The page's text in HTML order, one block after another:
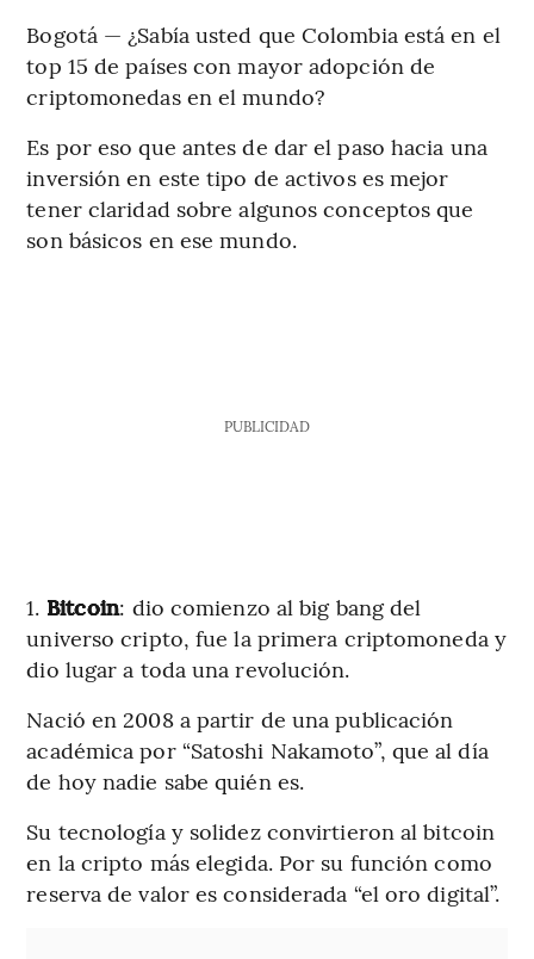
Bogotá — ¿Sabía usted que Colombia está en el
top 15 de países con mayor adopción de
criptomonedas en el mundo?
Es por eso que antes de dar el paso hacia una
inversión en este tipo de activos es mejor
tener claridad sobre algunos conceptos que
son básicos en ese mundo.
PUBLICIDAD
1. Bitcoin: dio comienzo al big bang del
universo cripto, fue la primera criptomoneda y
dio lugar a toda una revolución.
Nació en 2008 a partir de una publicación
académica por “Satoshi Nakamoto”, que al día
de hoy nadie sabe quién es.
Su tecnología y solidez convirtieron al bitcoin
en la cripto más elegida. Por su función como
reserva de valor es considerada “el oro digital”.